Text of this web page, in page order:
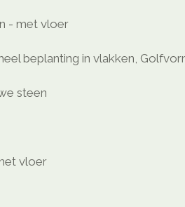
- met vloer
beplanting in vlakken,
steen
vloer